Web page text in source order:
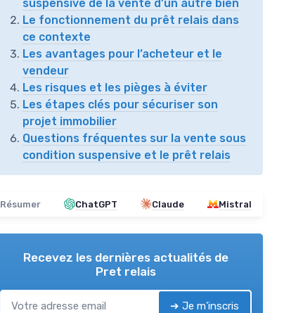
suspensive de la vente d’un autre bien
Le fonctionnement du prêt relais dans
ce contexte
Les avantages pour l’acheteur et le
vendeur
Les risques et les pièges à éviter
Les étapes clés pour sécuriser son
projet immobilier
Questions fréquentes sur la vente sous
condition suspensive et le prêt relais
Résumer ChatGPT Claude Mistral
Recevez les dernières actualités de
Pret relais
➔ Je m'inscris